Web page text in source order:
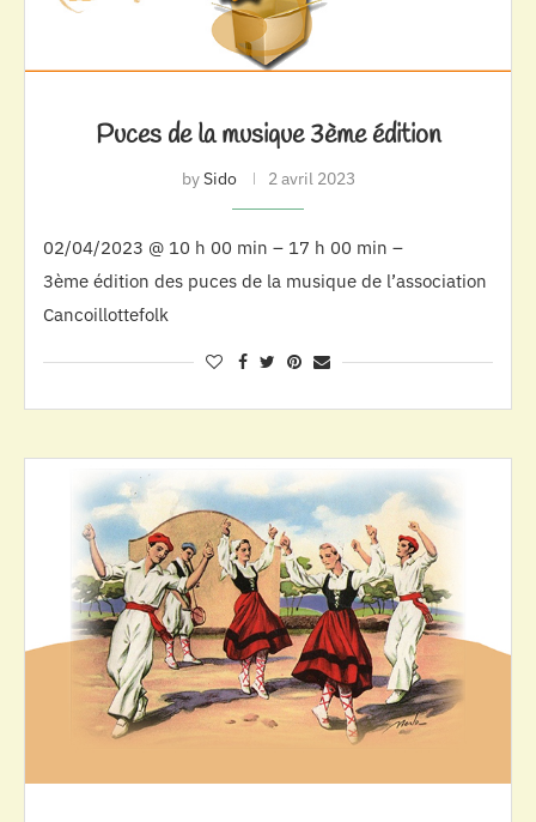
Puces de la musique 3ème édition
bySido 2 avril 2023
02/04/2023 @ 10 h 00 min – 17 h 00 min –
3ème édition des puces de la musique de l’association
Cancoillottefolk